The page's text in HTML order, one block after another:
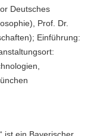
Deutsches
Prof. Dr.
Einführung: